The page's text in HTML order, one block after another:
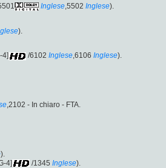
Inglese,5502 Inglese).
).
4] /6102 Inglese,6106 Inglese).
,2102 - In chiaro - FTA.
).
4] /1345 Inglese).